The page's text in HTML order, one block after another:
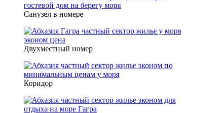
Санузел в номере
Двухместный номер
Коридор